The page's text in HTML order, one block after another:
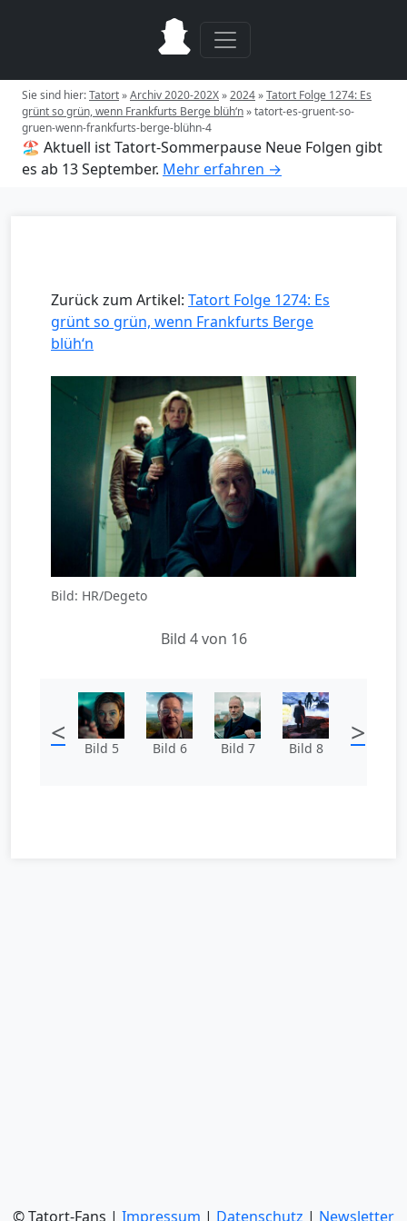
Sie sind hier:Tatort»Archiv 2020-202X»2024»Tatort Folge 1274: Es
grünt so grün, wenn Frankfurts Berge blüh‘n»tatort-es-gruent-so-
gruen-wenn-frankfurts-berge-blühn-4
🏖️ Aktuell ist Tatort-Sommerpause Neue Folgen gibt
es ab 13 September. Mehr erfahren →
Zurück zum Artikel: Tatort Folge 1274: Es
grünt so grün, wenn Frankfurts Berge
blüh‘n
Bild: HR/Degeto
Bild 4 von 16
< Bild 5 Bild 6 Bild 7 Bild 8 >
© Tatort-Fans | Impressum | Datenschutz | Newsletter